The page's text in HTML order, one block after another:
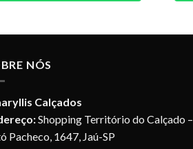
NÓS
Calçados
Shopping Território do Calçado
Pacheco, 1647, Jaú-SP